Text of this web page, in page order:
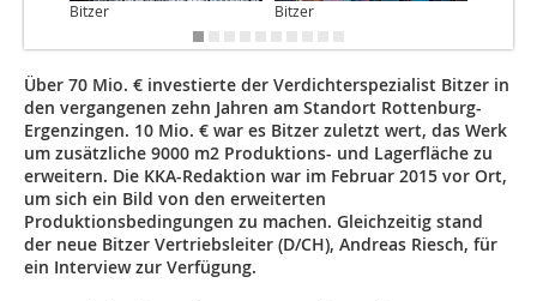
Bitzer Bitzer
Über 70 Mio. € investierte der Verdichterspezialist Bitzer in
den vergangenen zehn Jahren am Standort Rottenburg-
Ergenzingen. 10 Mio. € war es Bitzer zuletzt wert, das Werk
um zusätzliche 9000 m2 Produktions- und Lagerfläche zu
erweitern. Die KKA-Redaktion war im Februar 2015 vor Ort,
um sich ein Bild von den erweiterten
Produktionsbedingungen zu machen. Gleichzeitig stand
der neue Bitzer Vertriebsleiter (D/CH), Andreas Riesch, für
ein Interview zur Verfügung.